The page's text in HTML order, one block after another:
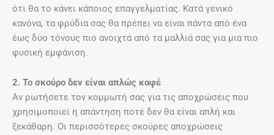
ότι θα το κάνει κάποιος επαγγελματίας. Κατά γενικό
κανόνα, τα φρύδια σας θα πρέπει να είναι πάντα από ένα
έως δύο τόνους πιο ανοιχτά από τα μαλλιά σας για μια πιο
φυσική εμφάνιση.
2. Το σκούρο δεν είναι απλώς καφέ
Αν ρωτήσετε τον κομμωτή σας για τις αποχρώσεις που
χρησιμοποιεί η απάντηση ποτέ δεν θα είναι απλή και
ξεκάθαρη. Οι περισσότερες σκούρες αποχρώσεις